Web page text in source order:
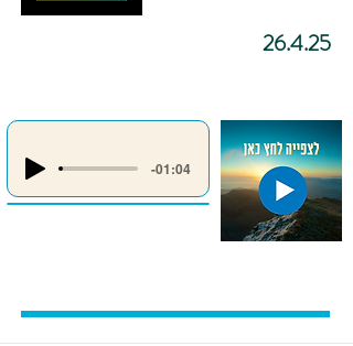
26.4.25
-01:04